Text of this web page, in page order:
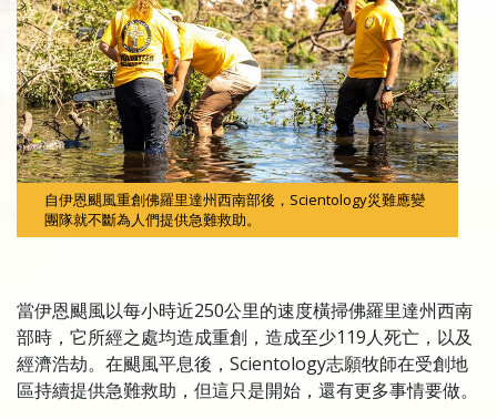
自伊恩颶風重創佛羅里達州西南部後，Scientology災難應變
團隊就不斷為人們提供急難救助。
當伊恩颶風以每小時近250公里的速度橫掃佛羅里達州西南
部時，它所經之處均造成重創，造成至少119人死亡，以及
經濟浩劫。在颶風平息後，Scientology志願牧師在受創地
區持續提供急難救助，但這只是開始，還有更多事情要做。